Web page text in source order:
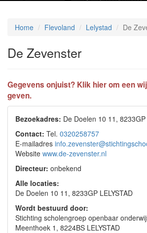
Home Flevoland Lelystad De
De Zevenster
Gegevens onjuist? Klik hier om een
geven.
Bezoekadres: De Doelen 10 11, 8233GP
Contact: Tel. 0320258757
E-mailadres
Website www.de-zevenster.nl
Directeur: onbekend
Alle locaties:
De Doelen 10 11, 8233GP LELYSTAD
Wordt bestuurd door:
Stichting scholengroep openbaar
Meenthoek 1, 8224BS LELYSTAD